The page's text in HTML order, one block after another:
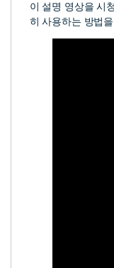
이 설명 영상을 시
히 사용하는 방법